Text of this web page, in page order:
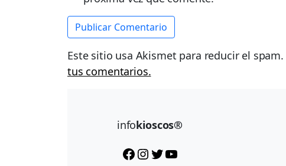
Este sitio usa Akismet para reducir el spam.
tus comentarios.
infokioscos®
Facebook Instagram Twitter YouTube